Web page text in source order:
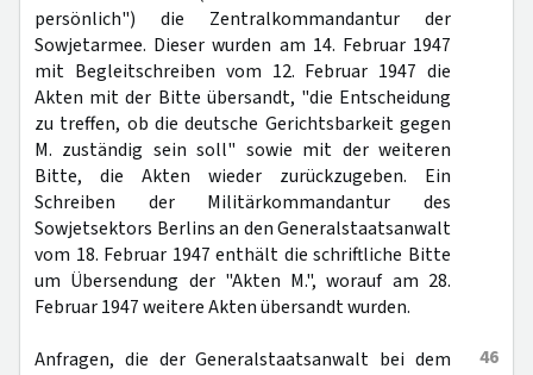
persönlich") die Zentralkommandantur der
Sowjetarmee. Dieser wurden am 14. Februar 1947
mit Begleitschreiben vom 12. Februar 1947 die
Akten mit der Bitte übersandt, "die Entscheidung
zu treffen, ob die deutsche Gerichtsbarkeit gegen
M. zuständig sein soll" sowie mit der weiteren
Bitte, die Akten wieder zurückzugeben. Ein
Schreiben der Militärkommandantur des
Sowjetsektors Berlins an den Generalstaatsanwalt
vom 18. Februar 1947 enthält die schriftliche Bitte
um Übersendung der "Akten M.", worauf am 28.
Februar 1947 weitere Akten übersandt wurden.
46
Anfragen, die der Generalstaatsanwalt bei dem